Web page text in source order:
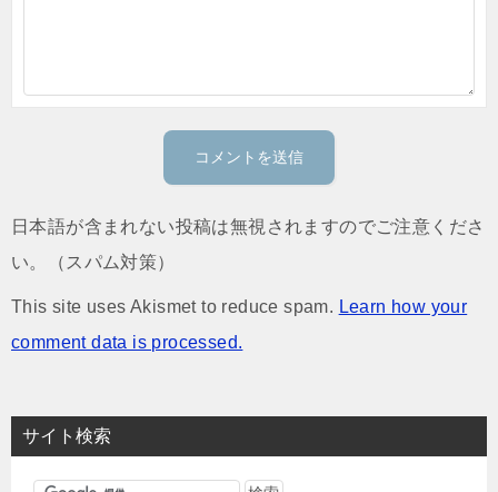
日本語が含まれない投稿は無視されますのでご注意くださ
い。（スパム対策）
This site uses Akismet to reduce spam. Learn how your
comment data is processed.
サイト検索